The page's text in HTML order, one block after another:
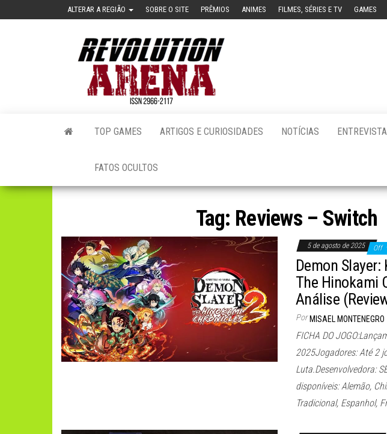
ALTERAR A REGIÃO SOBRE O SITE PRÊMIOS ANIMES FILMES, SÉRIES E TV GAMES
TOP GAMES ARTIGOS E CURIOSIDADES NOTÍCIAS
FATOS OCULTOS
Tag: Reviews – Switch
5 de agosto de 2025 Off
Demon
The Hinokami
Análise
Por MISAEL MONTENEGRO
FICHA DO
2025Jogadores: Até 2
Luta.Desenvolvedora:
disponíveis: Alemão,
Tradicional, Espanhol,